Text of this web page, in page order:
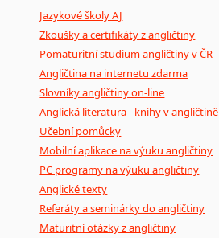
poradny a pravidla
Jazykové školy AJ
Zkoušky a certifikáty z angličtiny
Pomaturitní studium angličtiny v ČR
Angličtina na internetu zdarma
Slovníky angličtiny on-line
Anglická literatura - knihy v angličtině
Učební pomůcky
Mobilní aplikace na výuku angličtiny
PC programy na výuku angličtiny
Anglické texty
Referáty a seminárky do angličtiny
Maturitní otázky z angličtiny